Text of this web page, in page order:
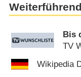
Bis
TV
Wikipedia